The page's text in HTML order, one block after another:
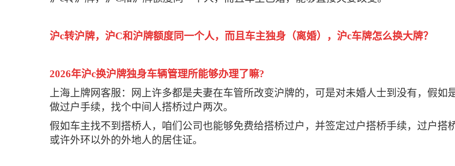
沪c转沪牌，沪C和沪牌额度同一个人，而且车主独身（离婚），沪c车牌怎么换大牌？
2026年沪c换沪牌独身车辆管理所能够办理了嘛?
上海上牌网客服：网上许多都是夫妻在车管所改变沪牌的，可是对未婚人士到没有，假如
做过户手续，找个中间人搭桥过户两次。
假如车主找不到搭桥人，咱们公司也能够免费给搭桥过户，并签定过户搭桥手续，过户搭
或许外环以外的外地人的居住证。